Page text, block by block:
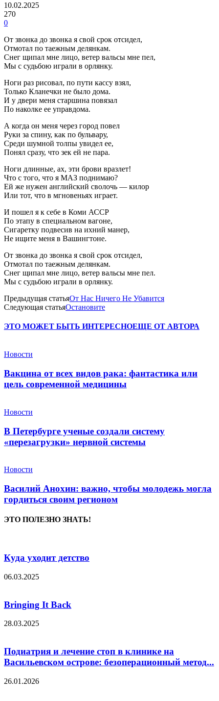
10.02.2025
270
0
От звонка до звонка я свой срок отсидел,
Отмотал по таежным делянкам.
Снег щипал мне лицо, ветер вальсы мне пел,
Мы с судьбою играли в орлянку.
Ноги раз рисовал, по пути кассу взял,
Только Кланечки не было дома.
И у двери меня старшина повязал
По наколке ее управдома.
А когда он меня через город повел
Руки за спину, как по бульвару,
Среди шумной толпы увидел ее,
Понял сразу, что зек ей не пара.
Ноги длинные, ах, эти брови вразлет!
Что с того, что я МАЗ поднимаю?
Ей же нужен английский сволочь — килор
Или тот, что в мгновеньях играет.
И пошел я к себе в Коми АССР
По этапу в специальном вагоне,
Сигаретку подвесив на ихний манер,
Не ищите меня в Вашингтоне.
От звонка до звонка я свой срок отсидел,
Отмотал по таежным делянкам.
Снег щипал мне лицо, ветер вальсы мне пел.
Мы с судьбою играли в орлянку.
Предыдущая статьяОт Нас Ничего Не Убавится
Следующая статьяОстановите
ЭТО МОЖЕТ БЫТЬ ИНТЕРЕСНОЕЩЕ ОТ АВТОРА
Новости
Вакцина от всех видов рака: фантастика или
цель современной медицины
Новости
В Петербурге ученые создали систему
«перезагрузки» нервной системы
Новости
Василий Анохин: важно, чтобы молодежь могла
гордиться своим регионом
ЭТО ПОЛЕЗНО ЗНАТЬ!
Куда уходит детство
06.03.2025
Bringing It Back
28.03.2025
Подиатрия и лечение стоп в клинике на
Васильевском острове: безоперационный метод...
26.01.2026